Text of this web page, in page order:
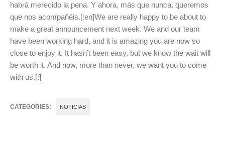
habrá merecido la pena. Y ahora, más que nunca, queremos
que nos acompañéis.[:en]We are really happy to be about to
make a great announcement next week. We and our team
have been working hard, and it is amazing you are now so
close to enjoy it. It hasn’t been easy, but we know the wait will
be worth it. And now, more than never, we want you to come
with us.[:]
CATEGORIES: NOTICIAS